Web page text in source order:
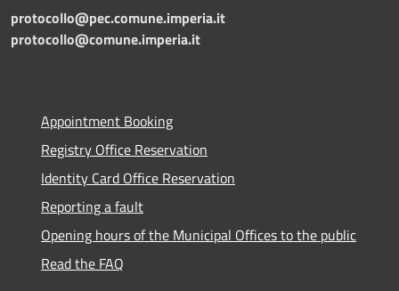
protocollo@pec.comune.imperia.it
protocollo@comune.imperia.it
Appointment Booking
Registry Office Reservation
Identity Card Office Reservation
Reporting a fault
Opening hours of the Municipal Offices to the public
Read the FAQ